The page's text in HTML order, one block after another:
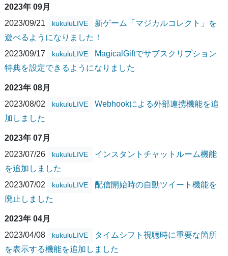
2023年 09月
2023/09/21
kukuluLIVE
新ゲーム「マジカルコレクト」を
遊べるようになりました！
2023/09/17
kukuluLIVE
MagicalGiftでサブスクリプション
特典を設定できるようになりました
2023年 08月
2023/08/02
kukuluLIVE
Webhookによる外部連携機能を追
加しました
2023年 07月
2023/07/26
kukuluLIVE
インスタントチャットルーム機能
を追加しました
2023/07/02
kukuluLIVE
配信開始時の自動ツイート機能を
廃止しました
2023年 04月
2023/04/08
kukuluLIVE
タイムシフト視聴時に重要な箇所
を表示する機能を追加しました